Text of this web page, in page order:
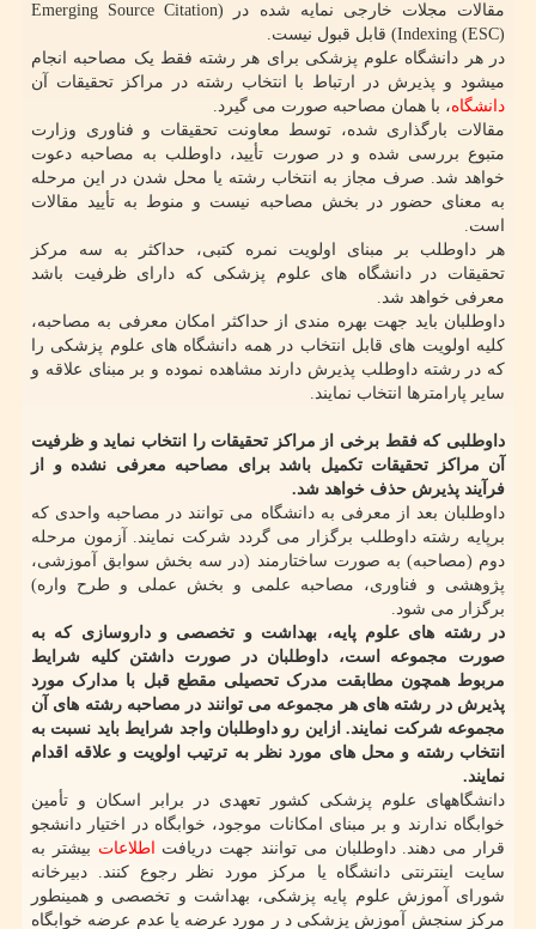
مقالات مجلات خارجی نمایه شده در (Emerging Source Citation
Indexing (ESC)) قابل قبول نیست.
در هر دانشگاه علوم پزشکی برای هر رشته فقط یک مصاحبه انجام
میشود و پذیرش در ارتباط با انتخاب رشته در مراکز تحقیقات آن
دانشگاه، با همان مصاحبه صورت می گیرد.
مقالات بارگذاری شده، توسط معاونت تحقیقات و فناوری وزارت
متبوع بررسی شده و در صورت تأیید، داوطلب به مصاحبه دعوت
خواهد شد. صرف مجاز به انتخاب رشته یا محل شدن در این مرحله
به معنای حضور در بخش مصاحبه نیست و منوط به تأیید مقالات
است.
هر داوطلب بر مبنای اولویت نمره کتبی، حداکثر به سه مرکز
تحقیقات در دانشگاه های علوم پزشکی که دارای ظرفیت باشد
معرفی خواهد شد.
داوطلبان باید جهت بهره مندی از حداکثر امکان معرفی به مصاحبه،
کلیه اولویت های قابل انتخاب در همه دانشگاه های علوم پزشکی را
که در رشته داوطلب پذیرش دارند مشاهده نموده و بر مبنای علاقه و
سایر پارامترها انتخاب نمایند.
داوطلبی که فقط برخی از مراکز تحقیقات را انتخاب نماید و ظرفیت
آن مراکز تحقیقات تکمیل باشد برای مصاحبه معرفی نشده و از
فرآیند پذیرش حذف خواهد شد.
داوطلبان بعد از معرفی به دانشگاه می توانند در مصاحبه واحدی که
برپایه رشته داوطلب برگزار می گردد شرکت نمایند. آزمون مرحله
دوم (مصاحبه) به صورت ساختارمند (در سه بخش سوابق آموزشی،
پژوهشی و فناوری، مصاحبه علمی و بخش عملی و طرح واره)
برگزار می شود.
در رشته های علوم پایه، بهداشت و تخصصی و داروسازی که به
صورت مجموعه است، داوطلبان در صورت داشتن کلیه شرایط
مربوط همچون مطابقت مدرک تحصیلی مقطع قبل با مدارک مورد
پذیرش در رشته های هر مجموعه می توانند در مصاحبه رشته های آن
مجموعه شرکت نمایند. ازاین رو داوطلبان واجد شرایط باید نسبت به
انتخاب رشته و محل های مورد نظر به ترتیب اولویت و علاقه اقدام
نمایند.
دانشگاههای علوم پزشکی کشور تعهدی در برابر اسکان و تأمین
خوابگاه ندارند و بر مبنای امکانات موجود، خوابگاه در اختیار دانشجو
قرار می دهند. داوطلبان می توانند جهت دریافت
اطلاعات بیشتر به
سایت اینترنتی دانشگاه یا مرکز مورد نظر رجوع کنند. دبیرخانه
شورای آموزش علوم پایه پزشکی، بهداشت و تخصصی و همینطور
مرکز سنجش آموزش پزشکی د ر مورد عرضه یا عدم عرضه خوابگاه